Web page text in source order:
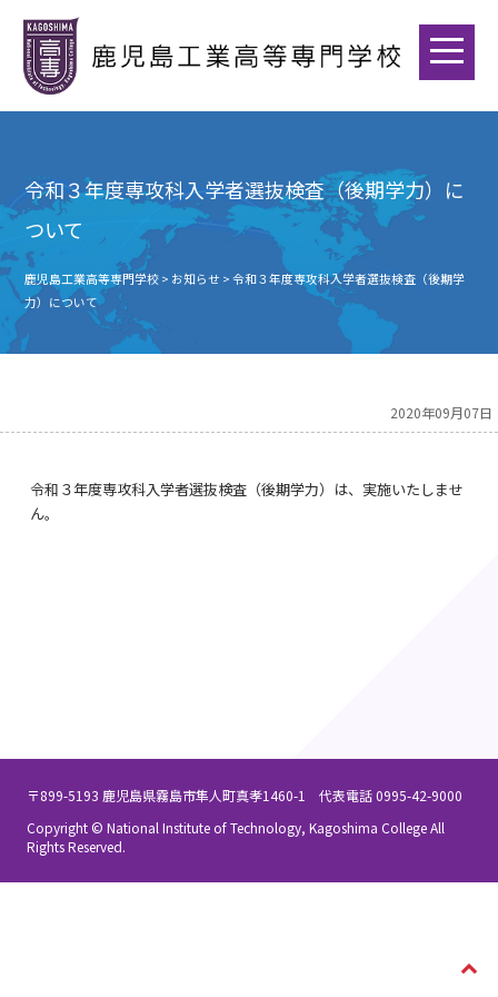
令和３年度専攻科入学者選抜検査（後期学力）に
ついて
鹿児島工業高等専門学校> お知らせ >令和３年度専攻科入学者選抜検査（後期学
力）について
2020年09月07日
令和３年度専攻科入学者選抜検査（後期学力）は、実施いたしませ
ん。
〒899-5193 鹿児島県霧島市隼人町真孝1460-1 代表電話 0995-42-9000
Copyright © National Institute of Technology, Kagoshima College All
Rights Reserved.